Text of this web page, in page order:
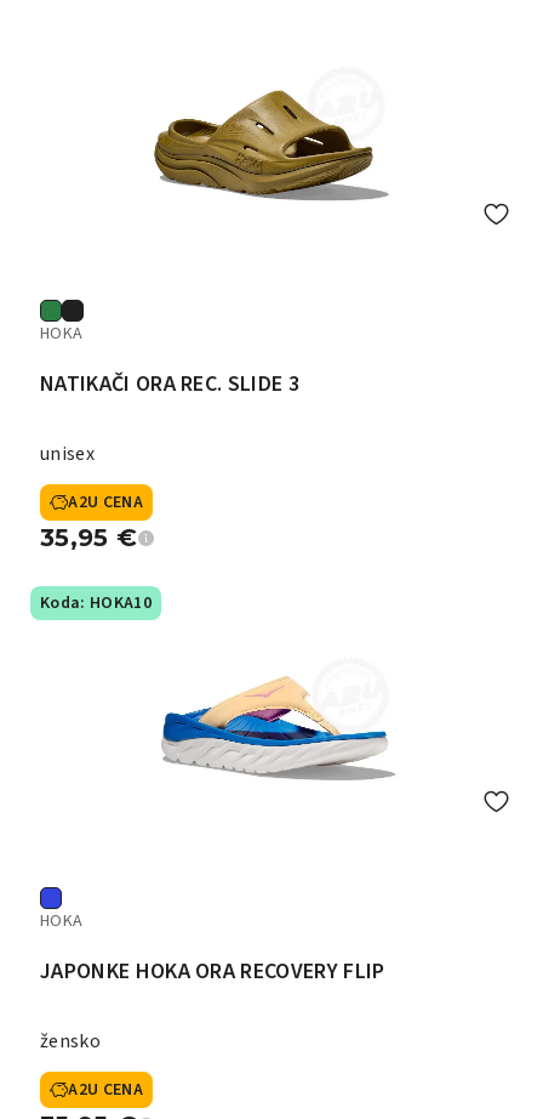
HOKA
NATIKAČI ORA REC. SLIDE 3
unisex
A2U CENA
35,95 €
Koda: HOKA10
HOKA
JAPONKE HOKA ORA RECOVERY FLIP
žensko
A2U CENA